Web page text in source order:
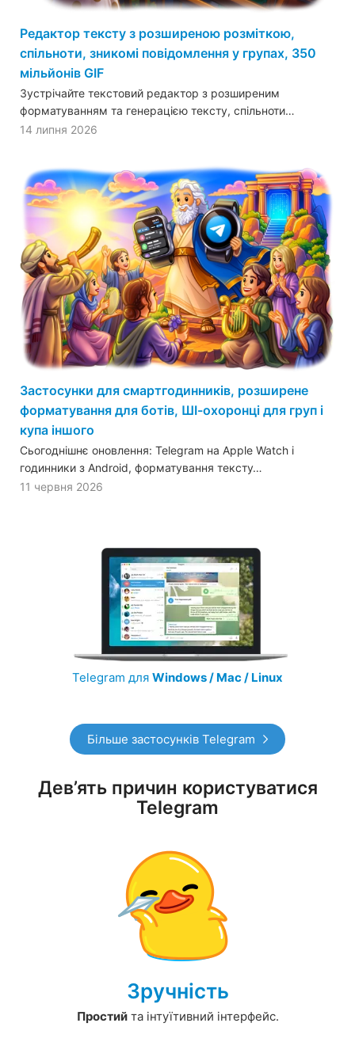
Редактор тексту з розширеною розміткою,
спільноти, зникомі повідомлення у групах, 350
мільйонів GIF
Зустрічайте текстовий редактор з розширеним
форматуванням та генерацією тексту, спільноти…
14 липня 2026
Застосунки для смартгодинників, розширене
форматування для ботів, ШІ-охоронці для груп і
купа іншого
Сьогоднішнє оновлення: Telegram на Apple Watch і
годинники з Android, форматування тексту…
11 червня 2026
Telegram для Windows / Mac / Linux
Більше застосунків Telegram
Дев’ять причин користуватися
Telegram
Зручність
Простийта інтуїтивний інтерфейс.